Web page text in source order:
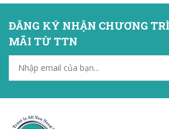
ĐĂNG KÝ NHẬN CHƯƠNG
MÃI TỪ TTN